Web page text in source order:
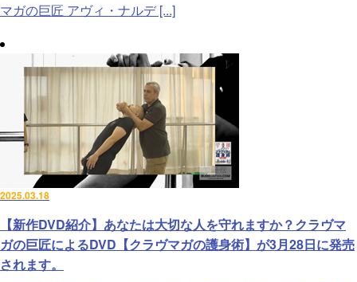
マガの巨匠 アヴィ・ナルデ [...]
2025.03.18
【新作DVD紹介】あなたは大切な人を守れますか？クラヴマ
ガの巨匠によるDVD【クラヴマガの護身術】が3月28日に発売
されます。